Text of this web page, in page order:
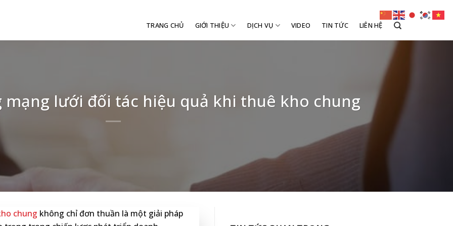
TRANG CHỦ GIỚI THIỆU DỊCH VỤ VIDEO TIN TỨC LIÊN HỆ
mạng lưới đối tác hiệu quả khi thuê kho chung
chung không chỉ đơn thuần là một giải pháp